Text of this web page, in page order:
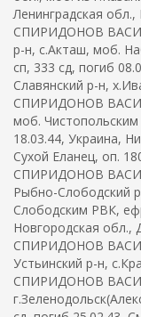
Ленинградская
СПИРИДОНОВ
р-н, с.Акташ, моб.
сп, 333 сд, погиб
Славянский р-н,
СПИРИДОНОВ
моб. Чистопольским
18.03.44, Украина,
Сухой Еланец, оп.
СПИРИДОНОВ
Рыбно-Слободский
Слободским РВК,
Новгородская обл.,
СПИРИДОНОВ
Устьинский р-н,
СПИРИДОНОВ